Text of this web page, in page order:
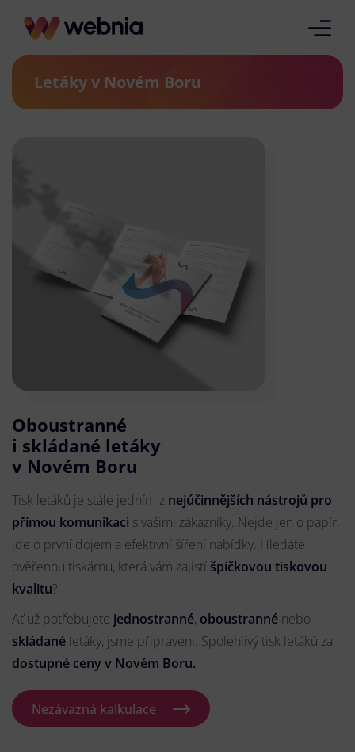
Letáky v Novém Boru
Oboustranné
i skládané letáky
v Novém Boru
Tisk letáků je stále jedním z nejúčinnějších nástrojů pro
přímou komunikaci s vašimi zákazníky. Nejde jen o papír,
jde o první dojem a efektivní šíření nabídky. Hledáte
ověřenou tiskárnu, která vám zajistí špičkovou tiskovou
kvalitu?
Ať už potřebujete jednostranné, oboustranné nebo
skládané letáky, jsme připraveni. Spolehlivý tisk letáků za
dostupné ceny v Novém Boru.
Nezávazná kalkulace